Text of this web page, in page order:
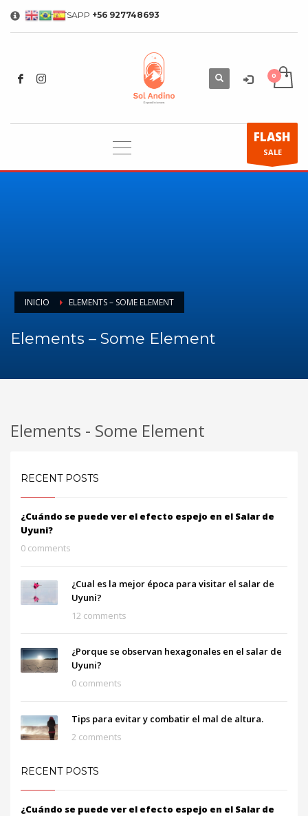
WHATSAPP +56 927748693
FLASH
SALE
INICIO ELEMENTS – SOME ELEMENT
Elements – Some Element
Elements - Some Element
RECENT POSTS
¿Cuándo se puede ver el efecto espejo en el Salar de
Uyuni?
0 comments
¿Cual es la mejor época para visitar el salar de
Uyuni?
12 comments
¿Porque se observan hexagonales en el salar de
Uyuni?
0 comments
Tips para evitar y combatir el mal de altura.
2 comments
RECENT POSTS
¿Cuándo se puede ver el efecto espejo en el Salar de